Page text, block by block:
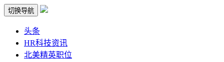
切换导航
头条
HR科技资讯
北美精英职位